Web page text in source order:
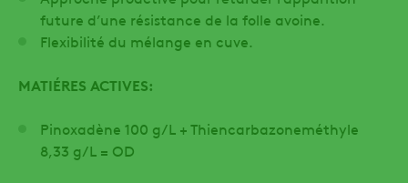
future d’une résistance de la folle avoine.
Flexibilité du mélange en cuve.
MATIÉRES ACTIVES:
Pinoxadène 100 g/L + Thiencarbazoneméthyle
8,33 g/L = OD